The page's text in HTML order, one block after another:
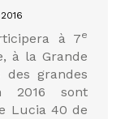
à 7e
à la Grande
grandes
2016 sont
Lucia 40 de